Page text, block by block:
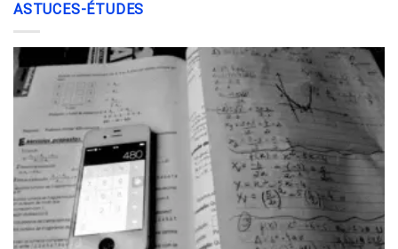
ASTUCES-ÉTUDES